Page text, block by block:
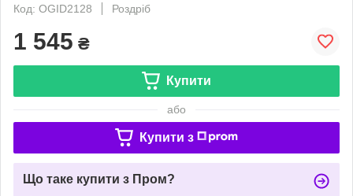
Код: OGID2128
Роздріб
1 545 ₴
Купити
або
Купити з
Що таке купити з Пром?